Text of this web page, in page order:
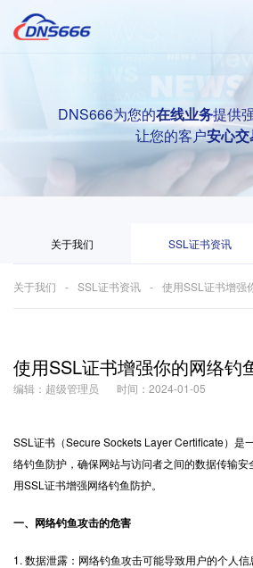
DNS666为您的在线业务提供
让您的客户安心交
关于我们 SSL证书资讯
关于我们 SSL证书资讯 使用SSL证书增强
使用SSL证书增强你的网络钓
编辑：超级管理员 时间：2024-01-05
SSL证书 （Secure Sockets Layer Certificate）是
络钓鱼防护，确保网站与访问者之间的数据传输
用SSL证书增强网络钓鱼防护。
一、网络钓鱼攻击的危害
1. 数据泄露：网络钓鱼攻击可能导致用户的个人